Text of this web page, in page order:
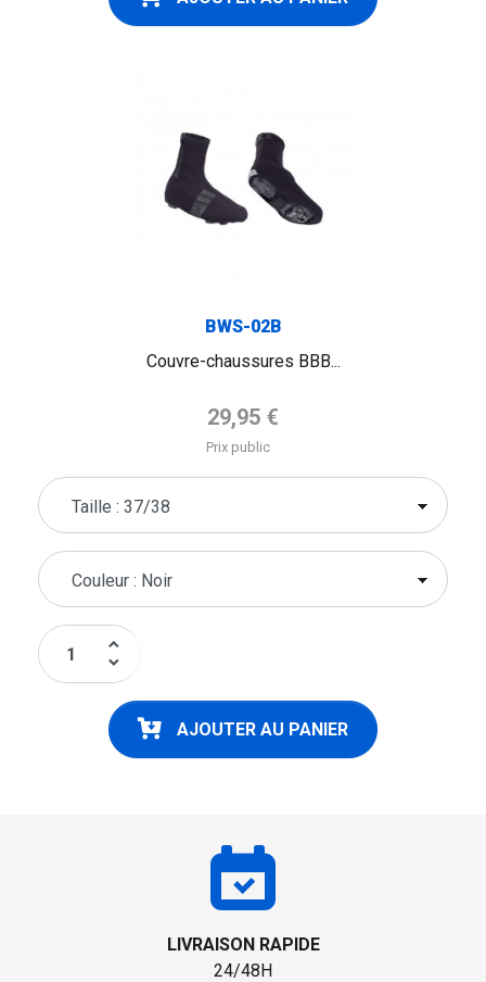
BWS-02B
Couvre-chaussures BBB...
Prix de base
29,95 €
Prix public
keyboard_arrow_up
keyboard_arrow_down
AJOUTER AU PANIER
LIVRAISON RAPIDE
24/48H